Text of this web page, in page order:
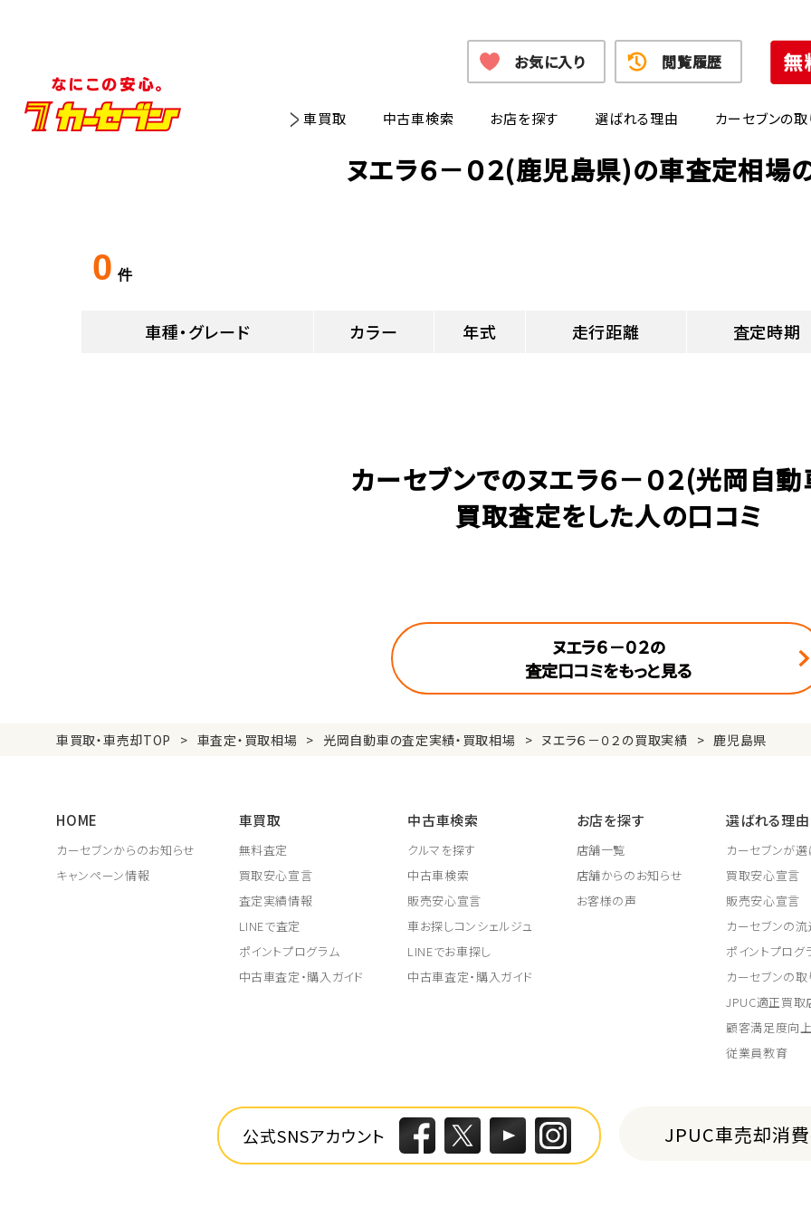
車買取 中古車検索 お店を探す 選ばれる理由 カーセブンの
お気に入り 閲覧履歴
ヌエラ６－０２(鹿児島県)の車査定相場
0 件
車種・グレード カラー 年式 走行距離 査定時期
カーセブンでのヌエラ６－０２(光岡自
買取査定をした人の口コミ
ヌエラ６－０２の
査定口コミをもっと見る
車買取・車売却TOP 車査定・買取相場 光岡自動車の査定実績・買取相場 ヌエラ６－０２の買取実績 鹿児島県
HOME
カーセブンからのお知らせ
キャンペーン情報
車買取
無料査定
買取安心宣言
査定実績情報
LINEで査定
ポイントプログラム
中古車査定・購入ガイド
中古車検索
クルマを探す
中古車検索
販売安心宣言
車お探しコンシェルジュ
LINEでお車探し
中古車査定・購入ガイド
お店を探す
店舗一覧
店舗からのお知らせ
お客様の声
選ばれる理由
カーセブンが
買取安心宣言
販売安心宣言
カーセブンの
ポイントプログ
カーセブンの
JPUC適正買取
顧客満足度向
従業員教育
公式SNSアカウント JPUC車売却消